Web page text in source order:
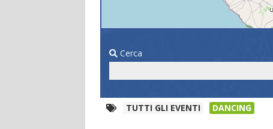
Cerca
TUTTI GLI EVENTI DANCING